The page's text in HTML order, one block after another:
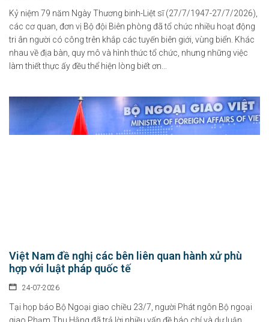
Kỷ niệm 79 năm Ngày Thương binh-Liệt sĩ (27/7/1947-27/7/2026),
các cơ quan, đơn vị Bộ đội Biên phòng đã tổ chức nhiều hoạt động
tri ân người có công trên khắp các tuyến biên giới, vùng biển. Khác
nhau về địa bàn, quy mô và hình thức tổ chức, nhưng những việc
làm thiết thực ấy đều thể hiện lòng biết ơn...
Việt Nam đề nghị các bên liên quan hành xử phù
hợp với luật pháp quốc tế
24-07-2026
Tại họp báo Bộ Ngoại giao chiều 23/7, người Phát ngôn Bộ ngoại